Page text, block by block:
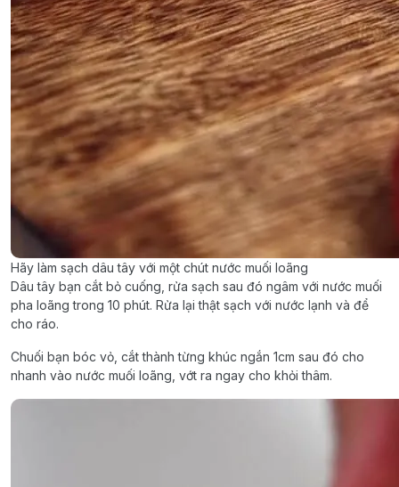
Hãy làm sạch dâu tây với một chút nước muối loãng
Dâu tây bạn cắt bỏ cuống, rửa sạch sau đó ngâm với nước muối
pha loãng trong 10 phút. Rửa lại thật sạch với nước lạnh và để
cho ráo.
Chuối bạn bóc vỏ, cắt thành từng khúc ngắn 1cm sau đó cho
nhanh vào nước muối loãng, vớt ra ngay cho khỏi thâm.